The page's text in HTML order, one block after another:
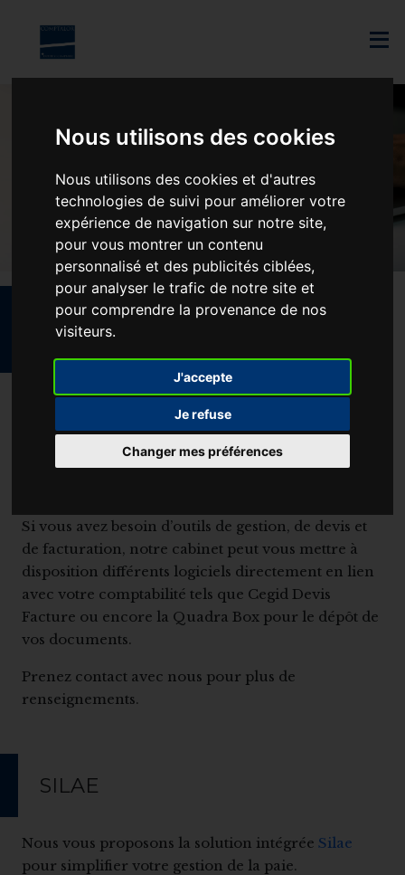
Nous utilisons des cookies
Nous utilisons des cookies et d'autres
technologies de suivi pour améliorer votre
expérience de navigation sur notre site,
pour vous montrer un contenu
personnalisé et des publicités ciblées,
pour analyser le trafic de notre site et
pour comprendre la provenance de nos
visiteurs.
J'accepte
Je refuse
Changer mes préférences
VOTRE ESPACE
CLIENT
Notre cabinet a choisi comme partenaire
comptable CEGID avec le logiciel QUADRATUS et
SILAE pour la gestion sociale.
Ces prestataires sont des références dans le
Si vous avez besoin d’outils de gestion, de devis et
de facturation, notre cabinet peut vous mettre à
disposition différents logiciels directement en lien
avec votre comptabilité tels que Cegid Devis
Facture ou encore la Quadra Box pour le dépôt de
vos documents.
Prenez contact avec nous pour plus de
renseignements.
SILAE
Nous vous proposons la solution intégrée Silae
pour simplifier votre gestion de la paie.